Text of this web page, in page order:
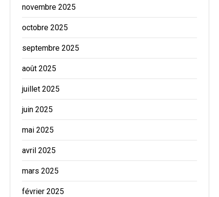
novembre 2025
octobre 2025
septembre 2025
août 2025
juillet 2025
juin 2025
mai 2025
avril 2025
mars 2025
février 2025